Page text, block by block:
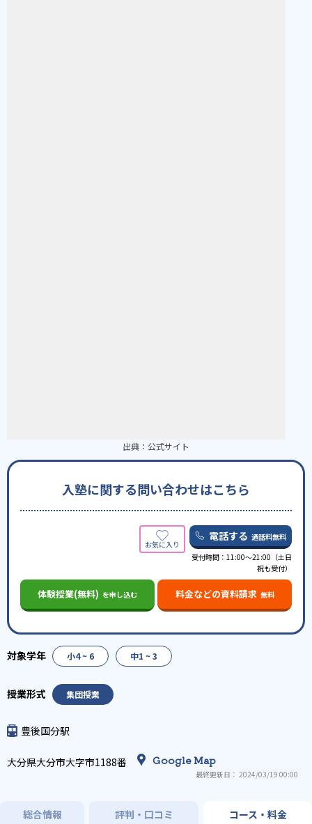
出典： 公式サイト
入塾に関する問い合わせはこちら
電話する 通話料無料
受付時間：11:00～21:00（土日
祝も受付）
体験授業(無料) を申し込む 料金などの資料請求 無料
小4 ~ 6 中1 ~ 3
集団授業
豊後国分駅
大分県大分市大字市1188番 Google Map
最終更新日： 2024/03/19 00:00
総合情報 評判・口コミ コース・料金